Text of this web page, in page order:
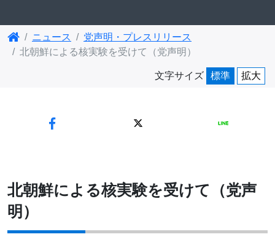
ニュース
党声明・プレスリリース
北朝鮮による核実験を受けて（党声明）
文字サイズ 標準 拡大
北朝鮮による核実験を受けて（党声
明）